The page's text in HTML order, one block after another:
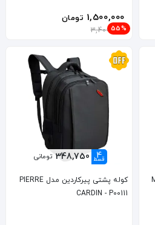
1,500,000 تومان
3,400,000
55%
4
قسط 348,750 تومانی
کوله پشتی پیرکاردین مدل PIERRE
CARDIN - P00111